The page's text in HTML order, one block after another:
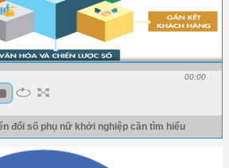
00:00
đổi số phụ nữ khởi nghiệp cần tìm hiểu